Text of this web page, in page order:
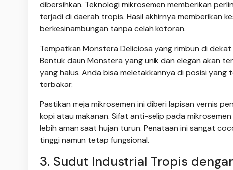
dibersihkan. Teknologi mikrosemen memberikan
terjadi di daerah tropis. Hasil akhirnya memberikan
berkesinambungan tanpa celah kotoran.
Tempatkan Monstera Deliciosa yang rimbun di
Bentuk daun Monstera yang unik dan elegan akan
yang halus. Anda bisa meletakkannya di posisi
terbakar.
Pastikan meja mikrosemen ini diberi lapisan vernis
kopi atau makanan. Sifat anti-selip pada
lebih aman saat hujan turun. Penataan ini sangat
tinggi namun tetap fungsional.
3. Sudut Industrial Tropis